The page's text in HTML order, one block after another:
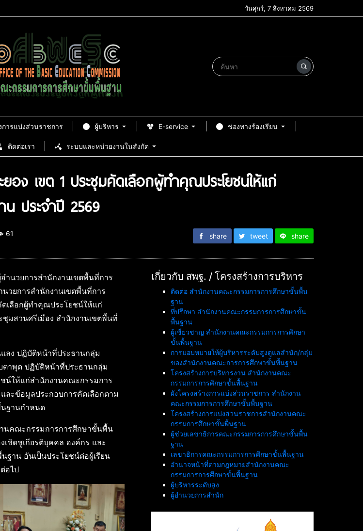
วันศุกร์, 7 สิงหาคม 2569
การแบ่งส่วนราชการ ผู้บริหาร E-service ช่องทางร้องเรียน
ติดต่อเรา ระบบและหน่วยงานในสังกัด
ง เขต 1 ประชุมคัดเลือกผู้ทำคุณประโยชน์ให้แก่
ประจำปี 2569
61 share tweet share
ำนวยการสำนักงานเขตพื้นที่การ
วยการสำนักงานเขตพื้นที่การ
เลือกผู้ทำคุณประโยชน์ให้แก่
มสวนศรีเมือง สำนักงานเขตพื้นที่
ลง ปฏิบัติหน้าที่ประธานกลุ่ม
ตาพุด ปฏิบัติหน้าที่ประธานกลุ่ม
น์ให้แก่สำนักงานคณะกรรมการ
ะข้อมูลประกอบการคัดเลือกตาม
ฐานกำหนด
นคณะกรรมการการศึกษาขั้นพื้น
เชิดชูเกียรติบุคคล องค์กร และ
าน อันเป็นประโยชน์ต่อผู้เรียน
อไป
เกี่ยวกับ สพฐ. / โครงสร้างการบริหาร
ติดต่อ สำนักงานคณะกรรมการการศึกษาขั้นพื้น
ฐาน
ที่ปรึกษา สำนักงานคณะกรรมการการศึกษาขั้น
พื้นฐาน
ผู้เชี่ยวชาญ สำนักงานคณะกรรมการการศึกษา
ขั้นพื้นฐาน
การมอบหมายให้ผู้บริหารระดับสูงดูแลสำนัก/กลุ่ม
ของสำนักงานคณะการการศึกษาขั้นพื้นฐาน
โครงสร้างการบริหารงาน สำนักงานคณะ
กรรมการการศึกษาขั้นพื้นฐาน
ผังโครงสร้างการแบ่งส่วนราชการ สำนักงาน
คณะกรรมการการศึกษาขั้นพื้นฐาน
โครงสร้างการแบ่งส่วนราชการสำนักงานคณะ
กรรมการศึกษาขั้นพื้นฐาน
ผู้ช่วยเลขาธิการคณะกรรมการการศึกษาขั้นพื้น
ฐาน
เลขาธิการคณะกรรมการการศึกษาขั้นพื้นฐาน
อำนาจหน้าที่ตามกฎหมายสำนักงานคณะ
กรรมการการศึกษาขั้นพื้นฐาน
ผู้บริหารระดับสูง
ผู้อำนวยการสำนัก